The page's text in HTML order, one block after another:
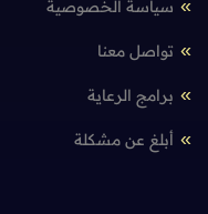
سياسة الخصوصية
تواصل معنا
برامج الرعاية
أبلغ عن مشكلة